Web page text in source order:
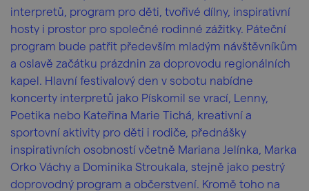
interpretů, program pro děti, tvořivé dílny, inspirativní
hosty i prostor pro společné rodinné zážitky. Páteční
program bude patřit především mladým návštěvníkům
a oslavě začátku prázdnin za doprovodu regionálních
kapel. Hlavní festivalový den v sobotu nabídne
koncerty interpretů jako Pískomil se vrací, Lenny,
Poetika nebo Kateřina Marie Tichá, kreativní a
sportovní aktivity pro děti i rodiče, přednášky
inspirativních osobností včetně Mariana Jelínka, Marka
Orko Váchy a Dominika Stroukala, stejně jako pestrý
doprovodný program a občerstvení. Kromě toho na